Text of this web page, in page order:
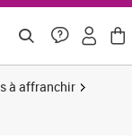
à affranchir